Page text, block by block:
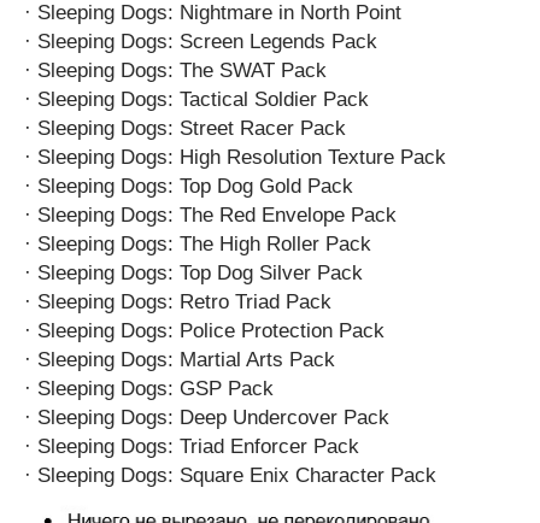
· Sleeping Dogs: Nightmare in North Point
· Sleeping Dogs: Screen Legends Pack
· Sleeping Dogs: The SWAT Pack
· Sleeping Dogs: Tactical Soldier Pack
· Sleeping Dogs: Street Racer Pack
· Sleeping Dogs: High Resolution Texture Pack
· Sleeping Dogs: Top Dog Gold Pack
· Sleeping Dogs: The Red Envelope Pack
· Sleeping Dogs: The High Roller Pack
· Sleeping Dogs: Top Dog Silver Pack
· Sleeping Dogs: Retro Triad Pack
· Sleeping Dogs: Police Protection Pack
· Sleeping Dogs: Martial Arts Pack
· Sleeping Dogs: GSP Pack
· Sleeping Dogs: Deep Undercover Pack
· Sleeping Dogs: Triad Enforcer Pack
· Sleeping Dogs: Square Enix Character Pack